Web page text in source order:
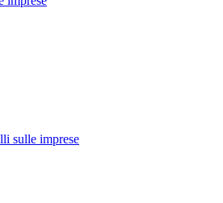
sulle imprese